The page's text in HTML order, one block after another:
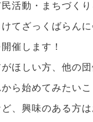
活動・まちづくり
てざっくばらん
催します！
ほしい方、他の
ら始めてみたい
、興味のある方